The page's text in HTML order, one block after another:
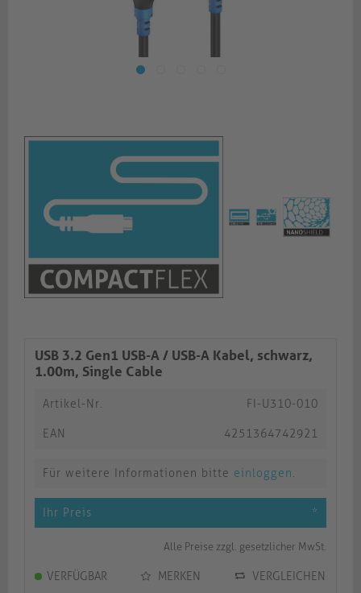
USB 3.2 Gen1 USB-A / USB-A Kabel, schwarz,
1.00m, Single Cable
Artikel-Nr. FI-U310-010
EAN 4251364742921
Für weitere Informationen bitte einloggen.
Ihr Preis *
Alle Preise zzgl. gesetzlicher MwSt.
VERFÜGBAR MERKEN VERGLEICHEN